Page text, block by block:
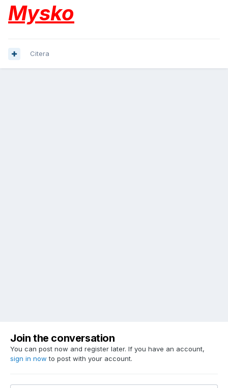
Mysko
Citera
Join the conversation
You can post now and register later. If you have an account,
sign in now to post with your account.